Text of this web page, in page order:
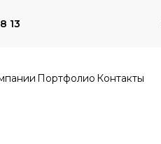
13
Портфолио Контакты